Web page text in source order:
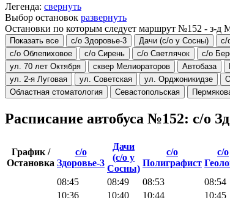
Легенда: свернуть
Выбор остановок развернуть
Остановки по которым следует маршрут №152 - з-д
Показать все
с/о Здоровье-3 Дачи (с/о у Сосны) с/
с/о Облепиховое
с/о Сирень с/о Светлячок с/о
ул. 70 лет Октября
сквер Мелиораторов Автобаза
ул. 2-я Луговая
ул. Советская ул. Орджоникидзе
Областная стоматология
Севастопольская
Расписание автобуса №152: с/о
График /
Остановка
с/о
Здоровье-3
Дачи
(с/о у
Сосны)
с/о
Полиграфист
с/о
08:45
08:49 08:53 08:54
10:36
10:40 10:44 10:45